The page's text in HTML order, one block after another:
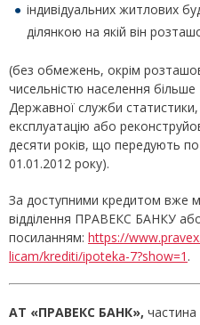
індивідуальних житлових
ділянкою на якій він
(без обмежень, окрім
чисельністю населення
Державної служби статистики,
експлуатацію або
десяти років, що передують
01.01.2012 року).
За доступними кредитом вже
відділення ПРАВЕКС БАНКУ
посиланням: https://
licam/krediti/ipoteka-7?show=1 .
АТ «ПРАВЕКС БАНК», частина